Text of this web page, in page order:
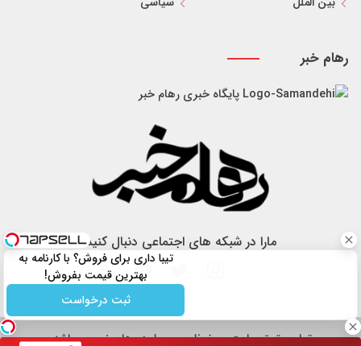
رهام خبر
پایگاه خبری رهام خبر
مارا در شبکه های اجتماعی دنبال کنید
تمام حقوق سایت محفوظ و مربوط به رهام خبر می باشد.
تیبا داری برای فروش؟ با کارنامه به
بهترین قیمت بفروش!
ثبت درخواست